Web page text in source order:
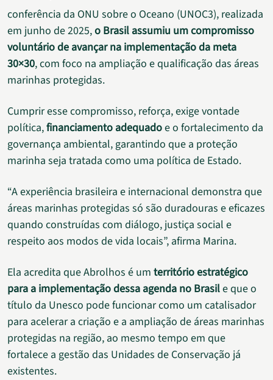
conferência da ONU sobre o Oceano (UNOC3), realizada
em junho de 2025,o Brasil assumiu um compromisso
voluntário de avançar na implementação da meta
30×30, com foco na ampliação e qualificação das áreas
marinhas protegidas.
Cumprir esse compromisso, reforça, exige vontade
política,financiamento adequadoe o fortalecimento da
governança ambiental, garantindo que a proteção
marinha seja tratada como uma política de Estado.
“A experiência brasileira e internacional demonstra que
áreas marinhas protegidas só são duradouras e eficazes
quando construídas com diálogo, justiça social e
respeito aos modos de vida locais”, afirma Marina.
Ela acredita que Abrolhos é um território estratégico
para a implementação dessa agenda no Brasile que o
título da Unesco pode funcionar como um catalisador
para acelerar a criação e a ampliação de áreas marinhas
protegidas na região, ao mesmo tempo em que
fortalece a gestão das Unidades de Conservação já
existentes.